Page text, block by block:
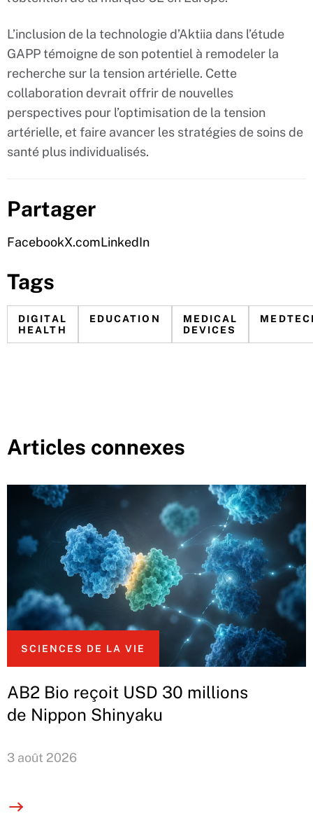
L’inclusion de la technologie d’Aktiia dans l’étude
GAPP témoigne de son potentiel à remodeler la
recherche sur la tension artérielle. Cette
collaboration devrait offrir de nouvelles
perspectives pour l’optimisation de la tension
artérielle, et faire avancer les stratégies de soins de
santé plus individualisés.
Partager
FacebookX.comLinkedIn
Tags
DIGITAL
HEALTH
EDUCATION
MEDICAL
DEVICES
Articles connexes
SCIENCES DE LA VIE
AB2 Bio reçoit USD 30 millions
de Nippon Shinyaku
3 août 2026